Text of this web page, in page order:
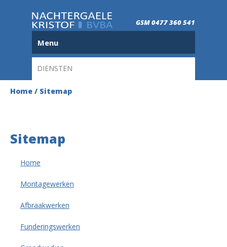
GSM 0477 360 541
Menu
DIENSTEN
Home / Sitemap
Sitemap
Home
Montagewerken
Afbraakwerken
Funderingswerken